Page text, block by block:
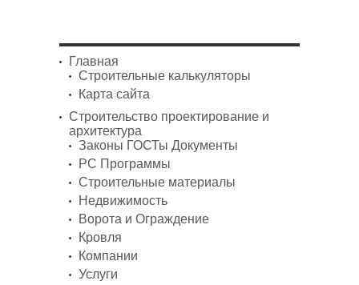
Главная
Строительные калькуляторы
Карта сайта
Строительство проектирование и
архитектура
Законы ГОСТы Документы
PC Программы
Строительные материалы
Недвижимость
Ворота и Ограждение
Кровля
Компании
Услуги